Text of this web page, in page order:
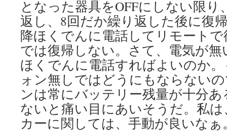
となった器具をOFFにしない限り
返し、8回だか繰り返した後に復
降ほくでんに電話してリモート
では復帰しない。さて、電気が
ほくでんに電話すればよいのか
ォン無しではどうにもならない
ンは常にバッテリー残量が十分
ないと痛い目にあいそうだ。私
カーに関しては、手動が良いなぁ